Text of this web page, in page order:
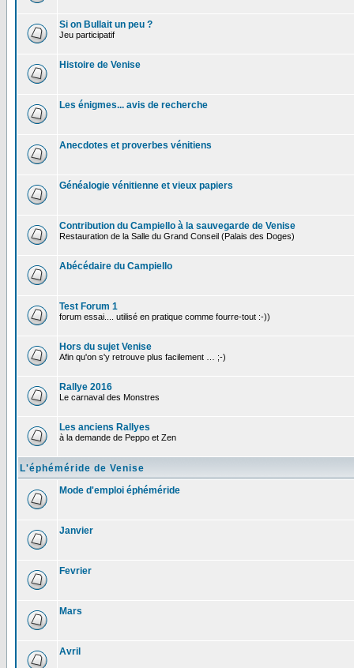
Si on Bullait un peu ?
Jeu participatif
Histoire de Venise
Les énigmes... avis de recherche
Anecdotes et proverbes vénitiens
Généalogie vénitienne et vieux papiers
Contribution du Campiello à la sauvegarde de Venise
Restauration de la Salle du Grand Conseil (Palais des Doges)
Abécédaire du Campiello
Test Forum 1
forum essai.... utilisé en pratique comme fourre-tout :-))
Hors du sujet Venise
Afin qu'on s'y retrouve plus facilement … ;-)
Rallye 2016
Le carnaval des Monstres
Les anciens Rallyes
à la demande de Peppo et Zen
L'éphéméride de Venise
Mode d'emploi éphéméride
Janvier
Fevrier
Mars
Avril